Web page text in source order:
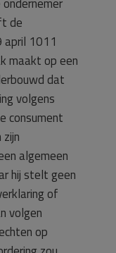
de
april 1011
maakt op een
dat
volgens
consument
algemeen
hij stelt geen
of
volgen
op